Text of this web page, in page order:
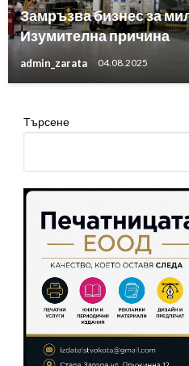
Замръзва бизнес за
Изумителна причина
admin_zarata 04.08.2025
Търсене